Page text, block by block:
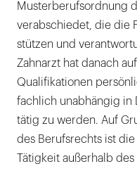
Musterberufsordnung
verabschiedet, die die
stützen und
Zahnarzt hat danach
Qualifikationen
fachlich unabhängig in
tätig zu werden. Auf
des Berufsrechts ist
Tätigkeit außerhalb